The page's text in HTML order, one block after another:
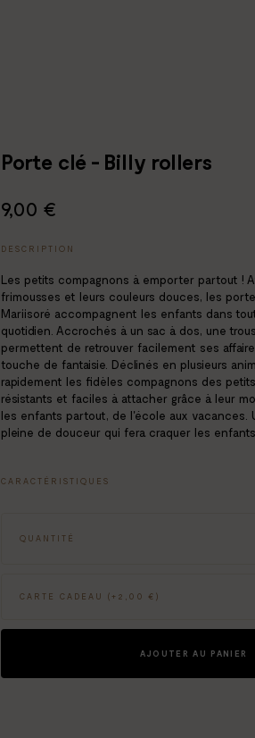
Porte clé - Billy rollers
9,00 €
DESCRIPTION
Les petits compagnons à emporter partout !
frimousses et leurs couleurs douces, les
Mariisoré accompagnent les enfants dans
quotidien. Accrochés à un sac à dos, une
permettent de retrouver facilement ses
touche de fantaisie. Déclinés en plusieurs
rapidement les fidèles compagnons des petits
résistants et faciles à attacher grâce à leur
les enfants partout, de l'école aux vacances.
pleine de douceur qui fera craquer les
CARACTÉRISTIQUES
Dimensions : 10,4 x 8,7 cm
QUANTITÉ
CARTE CADEAU (+ 2,00 € )
AJOUTER AU PANIER